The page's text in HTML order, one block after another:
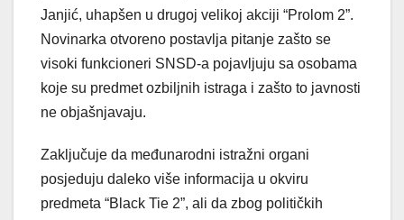
Janjić, uhapšen u drugoj velikoj akciji “Prolom 2”.
Novinarka otvoreno postavlja pitanje zašto se
visoki funkcioneri SNSD-a pojavljuju sa osobama
koje su predmet ozbiljnih istraga i zašto to javnosti
ne objašnjavaju.
Zaključuje da međunarodni istražni organi
posjeduju daleko više informacija u okviru
predmeta “Black Tie 2”, ali da zbog političkih